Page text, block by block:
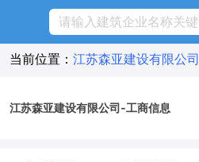
当前位置： 江苏森亚建设有限公司
江苏森亚建设有限公司-工商信息